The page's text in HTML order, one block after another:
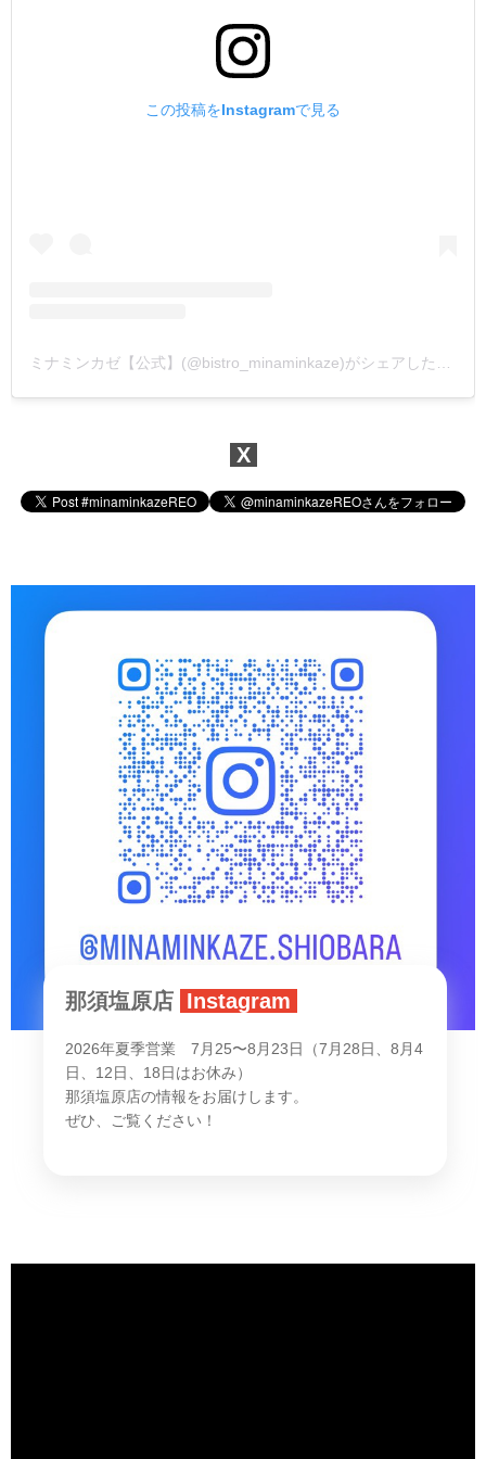
この投稿をInstagramで見る
X
那須塩原店 Instagram
2026年夏季営業 7月25〜8月23日（7月28日、8月4
日、12日、18日はお休み）
那須塩原店の情報をお届けします。
ぜひ、ご覧ください！